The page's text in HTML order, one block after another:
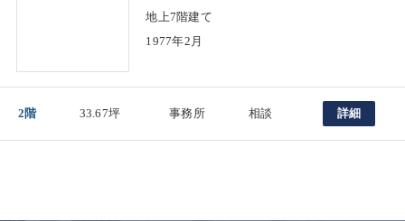
地上7階建て
1977年2月
2階 33.67坪 事務所 相談 詳細